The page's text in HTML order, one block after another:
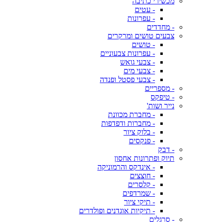
- עטים
- עפרונות
- מחדדים
צבעים טושים ומרקרים
- טושים
- עפרונות צבעוניים
- צבעי גואש
- צבעי מים
- צבעי פסטל ופנדה
- מספריים
- טיפקס
נייר ושות'
- מחברת מכוונת
- מחברות ודפדפות
- בלוק ציור
- פנקסים
- דבק
תיוק ופתרונות אחסון
- אינדקס והרמוניקה
- חוצצים
- קלסרים
- שמרדפים
- תיקי ציור
- תיקיות אוגדנים ופולדרים
- סרגלים